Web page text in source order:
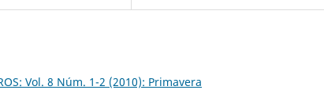
Vol. 8 Núm. 1-2 (2010): Primavera